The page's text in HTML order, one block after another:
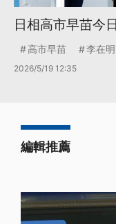
日相高市早苗今
高市早苗 李在明
2026/5/19 12:35
編輯推薦